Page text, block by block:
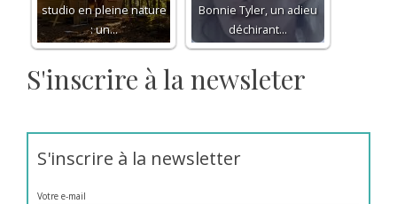
studio en pleine nature
: un…
Bonnie Tyler, un adieu
déchirant…
S'inscrire à la newsleter
S'inscrire à la newsletter
Votre e-mail